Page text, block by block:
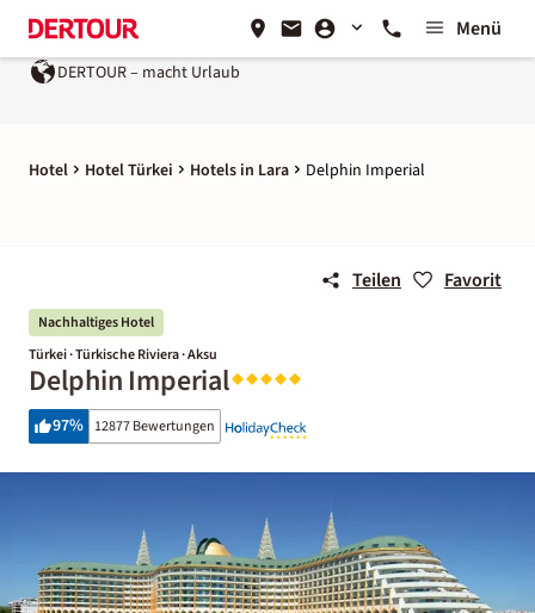
Menü
DERTOUR – macht Urlaub
Hotel Hotel Türkei Hotels in Lara Delphin Imperial
Teilen Favorit
Nachhaltiges Hotel
Türkei · Türkische Riviera · Aksu
Delphin Imperial
97% 12877 Bewertungen